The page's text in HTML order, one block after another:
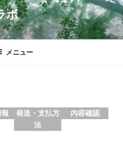
ボ
メニュー
発送・支払方
法
内容確認